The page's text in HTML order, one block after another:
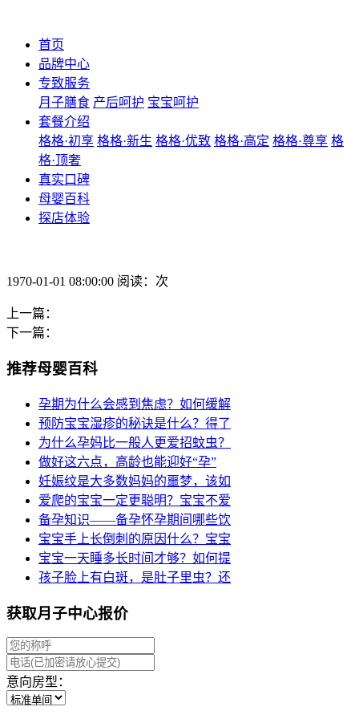
首页
品牌中心
专致服务
月子膳食 产后呵护 宝宝呵护
套餐介绍
格格·初享 格格·新生 格格·优致 格格·高定 格格·尊享 格
格·顶奢
真实口碑
母婴百科
探店体验
1970-01-01 08:00:00 阅读：次
上一篇：
下一篇：
推荐母婴百科
孕期为什么会感到焦虑？如何缓解
预防宝宝湿疹的秘诀是什么？得了
为什么孕妈比一般人更爱招蚊虫？
做好这六点，高龄也能迎好“孕”
妊娠纹是大多数妈妈的噩梦，该如
爱爬的宝宝一定更聪明？宝宝不爱
备孕知识——备孕怀孕期间哪些饮
宝宝手上长倒刺的原因什么？宝宝
宝宝一天睡多长时间才够？如何提
孩子脸上有白斑，是肚子里虫？还
获取月子中心报价
意向房型：